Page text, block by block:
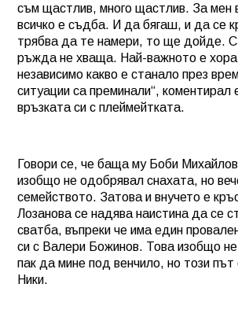
съм щастлив, много щастлив. За мен
всичко е съдба. И да бягаш, и да се
трябва да те намери, то ще дойде.
ръжда не хваща. Най-важното е
независимо какво е станало през
ситуации са преминали“, коментирал
връзката си с плеймейтката.
Говори се, че баща му Боби
изобщо не одобрявал снахата, но
семейството. Затова и внучето е
Лозанова се надява наистина да се
сватба, въпреки че има един
си с Валери Божинов. Това изобщо
пак да мине под венчило, но този
Ники.